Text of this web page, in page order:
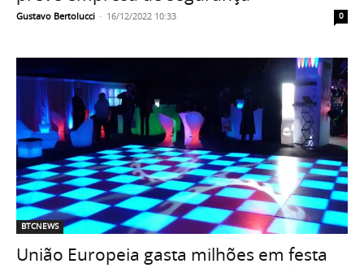
Gustavo Bertolucci - 16/12/2022 10:33 0
BTCNEWS
União Europeia gasta milhões em festa